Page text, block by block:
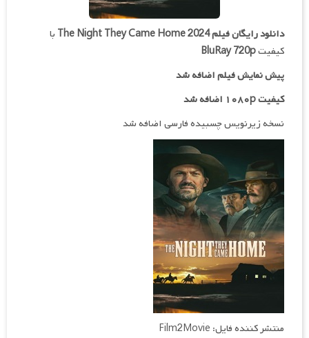
دانلود رایگان فیلمThe Night They Came Home 2024 با
کیفیتBluRay 720p
پیش نمایش فیلم اضافه شد
کیفیت ۱۰۸۰p اضافه شد
نسخه زیرنویس چسبیده فارسی اضافه شد
منتشر کننده فایل: Film2Movie